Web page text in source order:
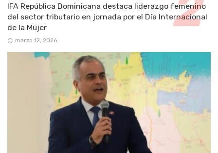
IFA República Dominicana destaca liderazgo femenino
del sector tributario en jornada por el Día Internacional
de la Mujer
marzo 12, 2026